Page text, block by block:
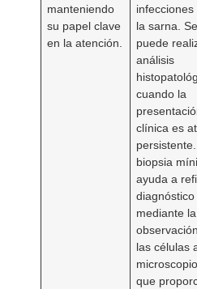
manteniendo
su papel clave
en la atención.
infecciones
la sarna. Se
puede
análisis
cuando la
clínica es
biopsia
ayuda a
diagnóstico
mediante la
las células
que